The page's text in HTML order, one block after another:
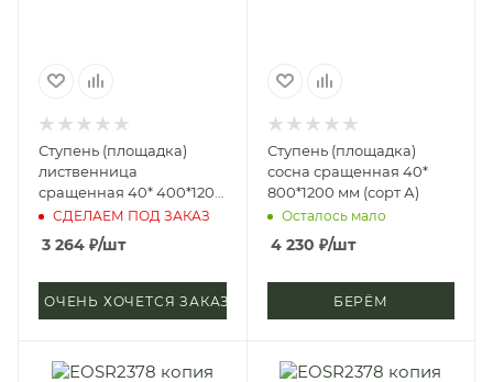
Ступень (площадка)
лиственница
сращенная 40* 400*1200
мм (сорт А)
СДЕЛАЕМ ПОД ЗАКАЗ
3 264 ₽/шт
ОЧЕНЬ ХОЧЕТСЯ ЗАКАЗАТЬ
Ступень (площадка)
сосна сращенная 40*
800*1200 мм (сорт А)
Осталось мало
4 230 ₽/шт
БЕРЁМ